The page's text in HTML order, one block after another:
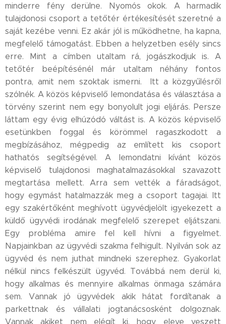
minderre fény derülne. Nyomós okok. A harmadik
tulajdonosi csoport a tetőtér értékesítését szeretné a
saját kezébe venni. Ez akár jól is működhetne, ha kapna,
megfelelő támogatást. Ebben a helyzetben esély sincs
erre. Mint a címben utaltam rá, jogászkodjuk is. A
tetőtér beépítésénél már utaltam néhány fontos
pontra, amit nem szoktak ismerni. Itt a közgyűlésről
szólnék. A közös képviselő lemondatása és választása a
törvény szerint nem egy bonyolult jogi eljárás. Persze
láttam egy évig elhúzódó váltást is. A közös képviselő
esetünkben foggal és körömmel ragaszkodott a
megbízásához, mégpedig az említett kis csoport
hathatós segítségével. A lemondatni kívánt közös
képviselő tulajdonosi maghatalmazásokkal szavazott
megtartása mellett. Arra sem vették a fáradságot,
hogy egymást hatalmazzák meg a csoport tagajai. Itt
egy szakértőként meghívott ügyvédjelölt igyekezett a
küldő ügyvédi irodának megfelelő szerepet eljátszani.
Egy probléma amire fel kell hívni a figyelmet.
Napjainkban az ügyvédi szakma felhigult. Nyilván sok az
ügyvéd és nem juthat mindneki szerephez. Gyakorlat
nélkül nincs felkészült ügyvéd. Továbbá nem derül ki,
hogy alkalmas és mennyire alkalmas önmaga számára
sem. Vannak jó ügyvédek akik hátat fordítanak a
parkettnak és vállalati jogtanácsosként dolgoznak.
Vannak akiket nem elégít ki, hogy eleve veszett